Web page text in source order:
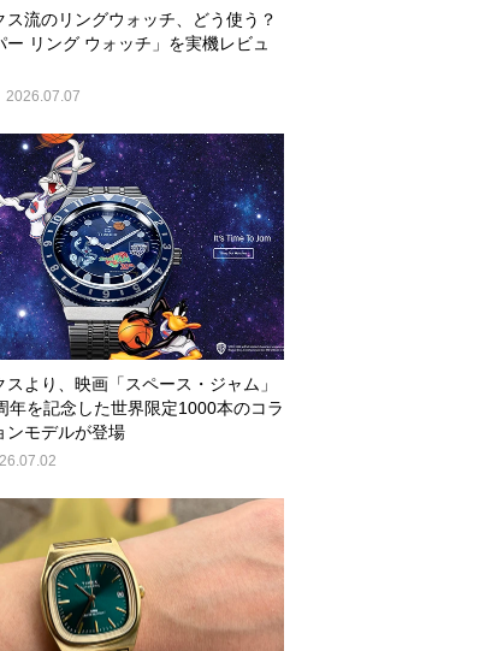
ス流のリングウォッチ、どう使う？
ー リング ウォッチ」を実機レビュ
2026.07.07
スより、映画「スペース・ジャム」
年を記念した世界限定1000本のコラ
ンモデルが登場